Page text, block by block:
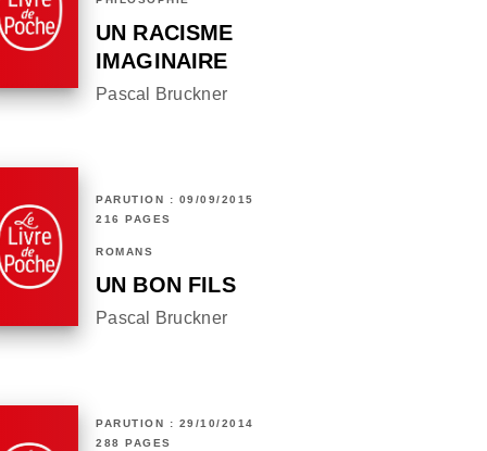
UN RACISME
IMAGINAIRE
Pascal Bruckner
PARUTION : 09/09/2015
216 PAGES
ROMANS
UN BON FILS
Pascal Bruckner
PARUTION : 29/10/2014
288 PAGES